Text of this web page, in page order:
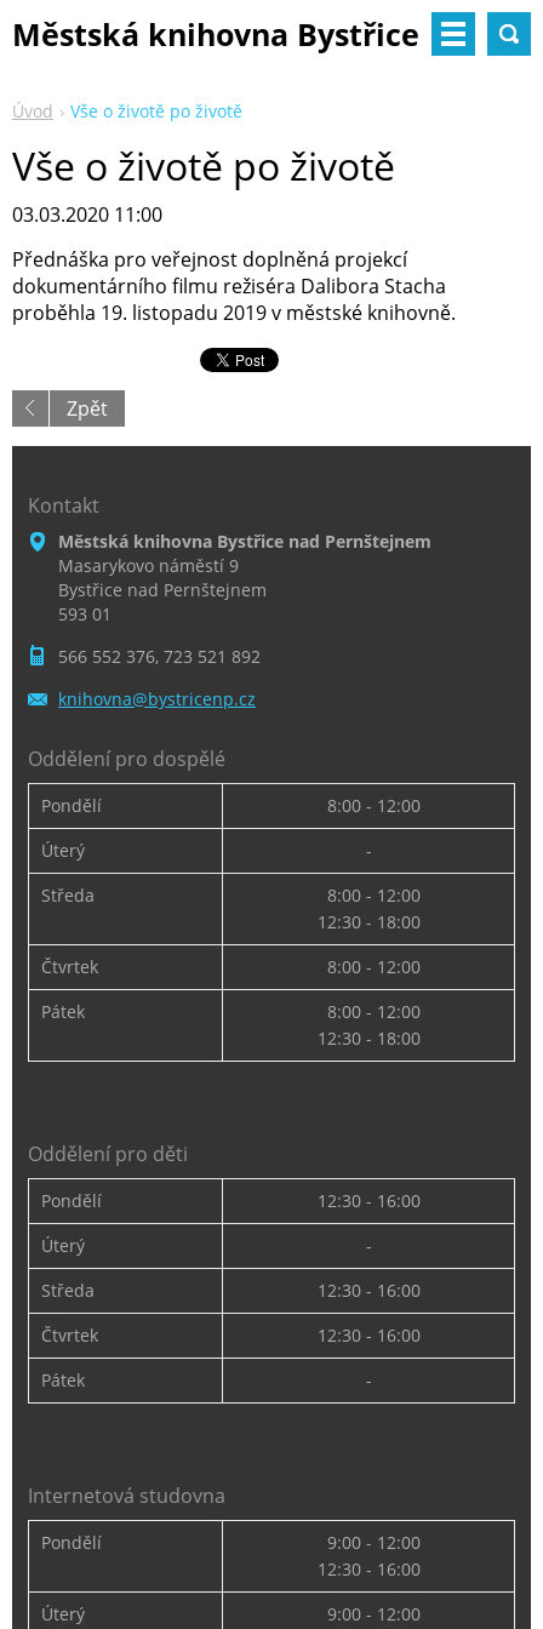
Městská knihovna Bystřice
Úvod Vše o životě po životě
Vše o životě po životě
03.03.2020 11:00
Přednáška pro veřejnost doplněná projekcí
dokumentárního filmu režiséra Dalibora Stacha
proběhla 19. listopadu 2019 v městské knihovně.
Zpět
Kontakt
Městská knihovna Bystřice nad Pernštejnem
Masarykovo náměstí 9
Bystřice nad Pernštejnem
593 01
566 552 376, 723 521 892
knihovna@bystricenp.cz
Oddělení pro dospělé
Pondělí
8:00 - 12:00
Úterý
-
Středa
8:00 - 12:00
12:30 - 18:00
Čtvrtek
8:00 - 12:00
Pátek
8:00 - 12:00
12:30 - 18:00
Oddělení pro děti
Pondělí
12:30 - 16:00
Úterý
-
Středa
12:30 - 16:00
Čtvrtek
12:30 - 16:00
Pátek
-
Internetová studovna
Pondělí
9:00 - 12:00
12:30 - 16:00
Úterý
9:00 - 12:00